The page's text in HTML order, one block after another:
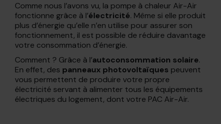
Comme nous l’avons vu, la pompe à chaleur Air-Air
fonctionne grâce à l’électricité. Même si elle produit
plus d’énergie qu’elle n’en utilise pour assurer son
fonctionnement, il est possible de réduire davantage
votre consommation d’énergie.
Comment ? Grâce à l’autoconsommation solaire.
En effet, des panneaux photovoltaïques peuvent
vous permettent de produire votre propre
électricité servant à alimenter tous les équipements
électriques du logement, dont votre PAC Air-Air.